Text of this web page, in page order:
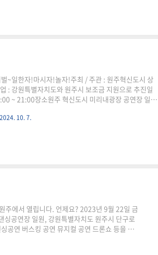
~일한자!마시자!놀자!주최 / 주관 : 원주혁신도시 상
: 강원특별자치도와 원주시 보조금 지원으로 추진일
~ 21:00장소원주 혁신도시 미리내광장 공연장 일원
그맨 손헌수와 함께하는 전국 노래방혁신愛살다 릴
2024. 10. 7.
주에서 열립니다. 언제요? 2023년 9월 22일 금
공연장 일원, 강원특별자치도 원주시 단구로
공연 버스킹 공연 뮤지컬 공연 드론쇼 등을 모